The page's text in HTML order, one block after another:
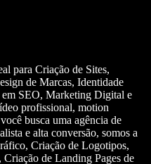
para Criação de Sites,
de Marcas, Identidade
SEO, Marketing Digital e
profissional, motion
busca uma agência de
e alta conversão, somos a
Criação de Logotipos,
de Landing Pages de